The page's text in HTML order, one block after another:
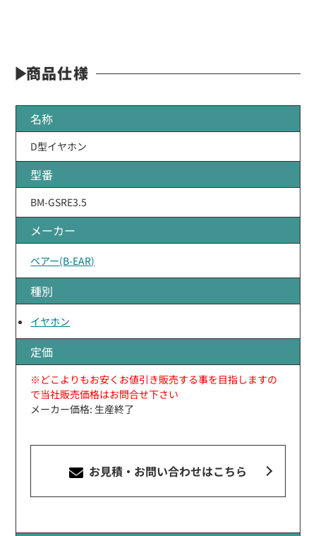
商品仕様
名称
D型イヤホン
型番
BM-GSRE3.5
メーカー
ベアー(B-EAR)
種別
イヤホン
定価
※どこよりもお安くお値引き販売する事を目指しますの
で当社販売価格はお問合せ下さい
メーカー価格: 生産終了
お見積・お問い合わせはこちら